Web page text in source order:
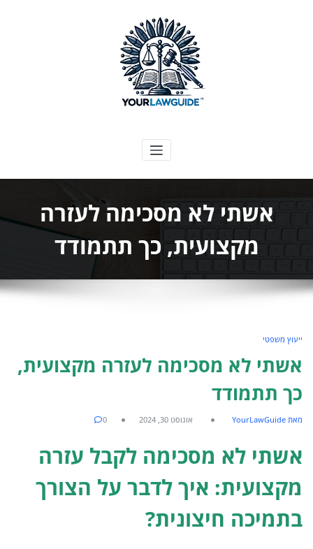
המדריך המשפטי שלך
אשתי לא מסכימה לעזרה
מקצועית, כך תתמודד
ייעוץ משפטי
אשתי לא מסכימה לעזרה מקצועית,
כך תתמודד
מאת YourLawGuide אוגוסט 30, 2024 0
אשתי לא מסכימה לקבל עזרה
מקצועית: איך לדבר על הצורך
בתמיכה חיצונית?